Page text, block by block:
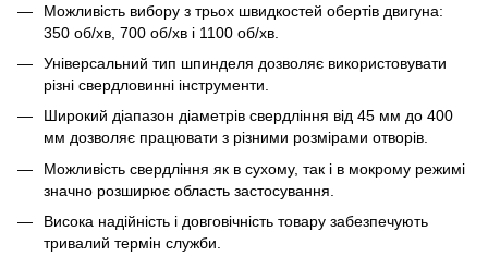
Можливість вибору з трьох швидкостей обертів двигуна:
350 об/хв, 700 об/хв і 1100 об/хв.
Універсальний тип шпинделя дозволяє використовувати
різні свердловинні інструменти.
Широкий діапазон діаметрів свердління від 45 мм до 400
мм дозволяє працювати з різними розмірами отворів.
Можливість свердління як в сухому, так і в мокрому режимі
значно розширює область застосування.
Висока надійність і довговічність товару забезпечують
тривалий термін служби.